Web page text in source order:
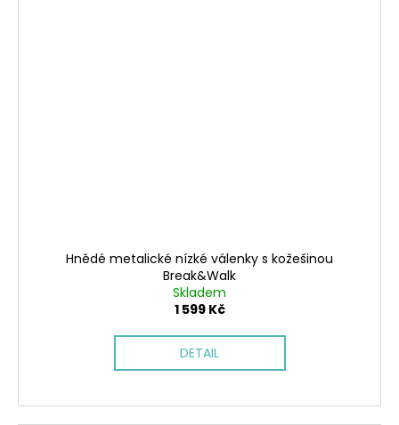
Hnědé metalické nízké válenky s kožešinou
Break&Walk
Skladem
1 599 Kč
DETAIL